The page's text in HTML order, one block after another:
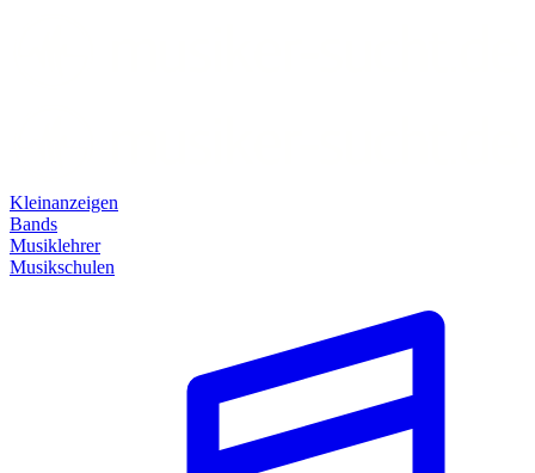
Kleinanzeigen
Bands
Musiklehrer
Musikschulen